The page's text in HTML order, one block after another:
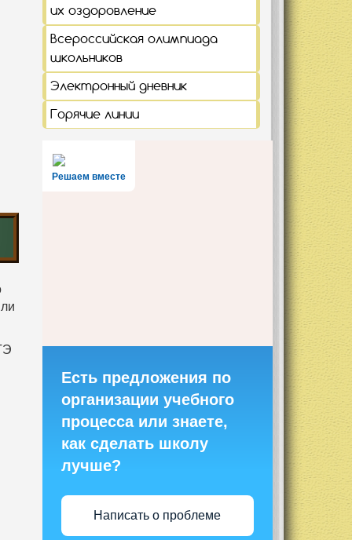
их оздоровление
Всероссийская олимпиада
школьников
Электронный дневник
Горячие линии
Решаем вместе
Есть предложения по
организации учебного
процесса или знаете,
как сделать школу
лучше?
Написать о проблеме